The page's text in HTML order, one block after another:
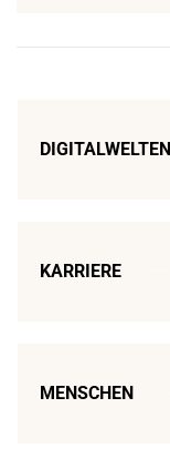
DIGITALWELTEN
KARRIERE
MENSCHEN